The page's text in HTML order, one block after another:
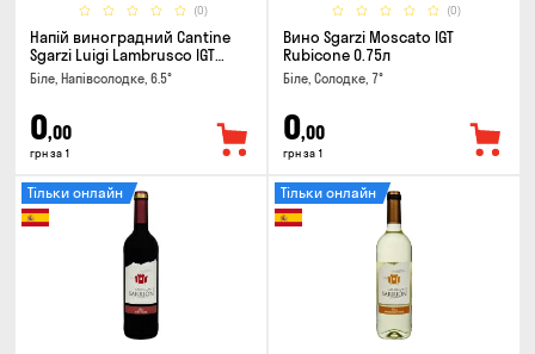
(0)
Напій виноградний Cantine
Sgarzi Luigi Lambrusco IGT
Emilia Bianca Frizziante 0.75л
Біле, Напівсолодке, 6.5°
0,00
грн за 1
(0)
Вино Sgarzi Moscato IGT
Rubicone 0.75л
Біле, Солодке, 7°
0,00
грн за 1
Тільки онлайн Тільки онлайн